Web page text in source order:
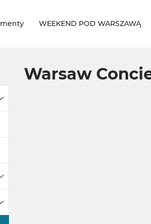
WEEKEND POD WARSZAWĄ
Lokalizacja
Osoby
Cena
Warsaw